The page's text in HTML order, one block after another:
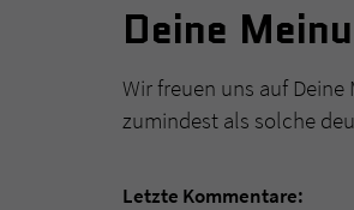
Deine
Wir freuen uns auf
zumindest als solche
Letzte Kommentare: